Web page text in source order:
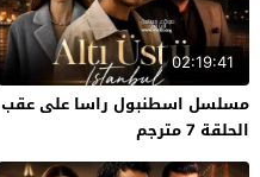
02:19:41
مسلسل اسطنبول راسا على عقب
الحلقة 7 مترجم